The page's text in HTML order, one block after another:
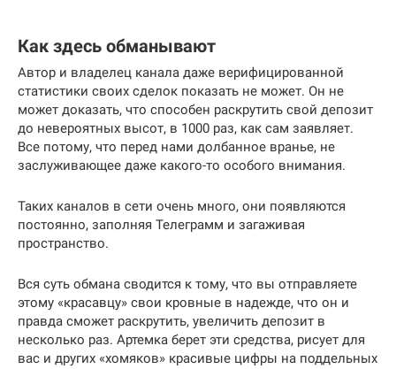
Как здесь обманывают
Автор и владелец канала даже верифицированной
статистики своих сделок показать не может. Он не
может доказать, что способен раскрутить свой депозит
до невероятных высот, в 1000 раз, как сам заявляет.
Все потому, что перед нами долбанное вранье, не
заслуживающее даже какого-то особого внимания.
Таких каналов в сети очень много, они появляются
постоянно, заполняя Телеграмм и загаживая
пространство.
Вся суть обмана сводится к тому, что вы отправляете
этому «красавцу» свои кровные в надежде, что он и
правда сможет раскрутить, увеличить депозит в
несколько раз. Артемка берет эти средства, рисует для
вас и других «хомяков» красивые цифры на поддельных